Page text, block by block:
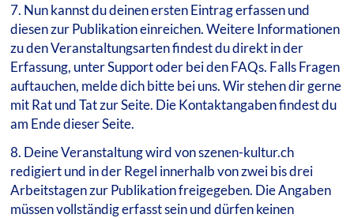
7. Nun kannst du deinen ersten Eintrag erfassen und
diesen zur Publikation einreichen. Weitere Informationen
zu den Veranstaltungsarten findest du direkt in der
Erfassung, unter Support oder bei den FAQs. Falls Fragen
auftauchen, melde dich bitte bei uns. Wir stehen dir gerne
mit Rat und Tat zur Seite. Die Kontaktangaben findest du
am Ende dieser Seite.
8. Deine Veranstaltung wird von szenen-kultur.ch
redigiert und in der Regel innerhalb von zwei bis drei
Arbeitstagen zur Publikation freigegeben. Die Angaben
müssen vollständig erfasst sein und dürfen keinen